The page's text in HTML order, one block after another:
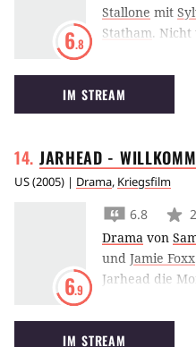
6.8
Stallone mit
Statham. Nicht
Sylvester
Expendables
Arnold
IM STREAM
JARHEAD -
US(2005) | Drama, Kriegsfilm
6.9
6.8
Drama von
und Jamie Foxx
Jarhead die
Scharfschütze
Kameraden.
IM STREAM